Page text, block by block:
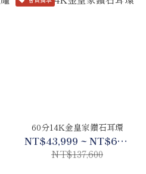
60分14K金皇家鑽石耳環
NT$43,999 ~ NT$64,688
NT$137,600